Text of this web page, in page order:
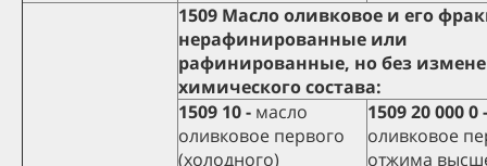
1509 Масло оливковое и его
нерафинированные или
рафинированные, но без
химического состава:
1509 10 - масло
оливковое первого
(холодного)
1509 20 000 0
оливковое
отжима